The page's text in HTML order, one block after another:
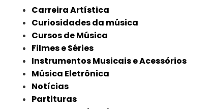
Carreira Artística
Curiosidades da música
Cursos de Música
Filmes e Séries
Instrumentos Musicais e Acessórios
Música Eletrônica
Notícias
Partituras